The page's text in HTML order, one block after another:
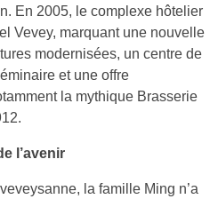
En 2005, le complexe hôtelier
Vevey, marquant une nouvelle
modernisées, un centre de
et une offre
la mythique Brasserie
l’avenir
la famille Ming n’a